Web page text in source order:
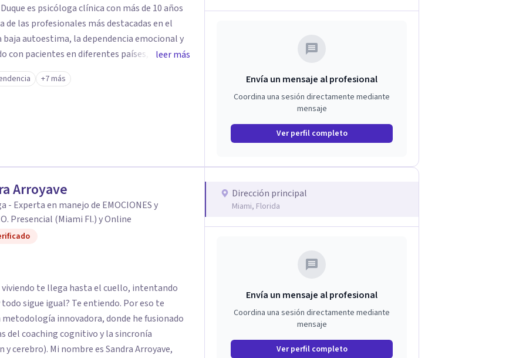
de las profesionales más destacadas en el
autoestima, la dependencia emocional y
enfoque terapéutico se diferencia por una
raíz que lo origina. Su metodología
sanas tu mundo
elegir y de vivir.
leer más
+7 más Envía un mensaje al profesional
Coordina una sesión directamente mediante
mensaje
Ver perfil completo
Arroyave
- Experta en manejo de EMOCIONES y
Presencial (Miami Fl.) y Online
viviendo te llega hasta el cuello, intentando
igual? Te entiendo. Por eso te
innovadora, donde he fusionado
del coaching cognitivo y la sincronía
Sandra Arroyave,
Dirección principal
Miami, Florida
Envía un mensaje al profesional
Coordina una sesión directamente mediante
mensaje
Ver perfil completo